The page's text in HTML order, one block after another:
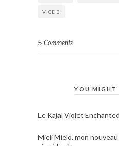
VICE 3
5 Comments
YOU MIGHT
Le Kajal Violet
Mieli Mielo, mon